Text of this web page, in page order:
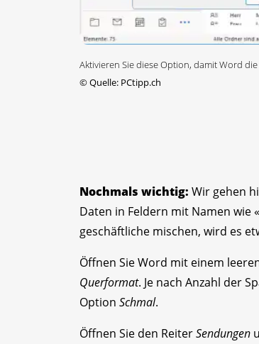
Aktivieren Sie diese Option, damit Word
©Quelle: PCtipp.ch
Nochmals wichtig: Wir gehen
Daten in Feldern mit Namen wie
geschäftliche mischen, wird es
Öffnen Sie Word mit einem
Querformat. Je nach Anzahl der
Option Schmal.
Öffnen Sie den ReiterSendungen